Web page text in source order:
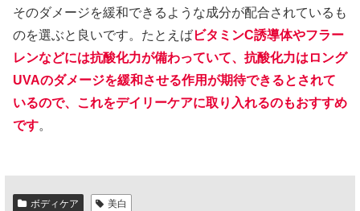
そのダメージを緩和できるような成分が配合されているも
のを選ぶと良いです。たとえばビタミンC誘導体やフラー
レンなどには抗酸化力が備わっていて、抗酸化力はロング
UVAのダメージを緩和させる作用が期待できるとされて
いるので、これをデイリーケアに取り入れるのもおすすめ
です。
ボディケア 美白